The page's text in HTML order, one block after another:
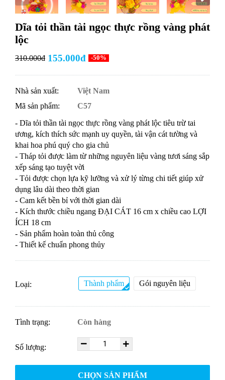
Dĩa tỏi thần tài ngọc thực rồng vàng phát
lộc
310.000đ 155.000đ -50%
Nhà sản xuất:
Việt Nam
Mã sản phẩm:
C57
- Dĩa tỏi thần tài ngọc thực rồng vàng phát lộc tiêu trừ tai
ương, kích thích sức mạnh uy quyền, tài vận cát tường và
khai hoa phú quý cho gia chủ
- Tháp tỏi được làm từ những nguyên liệu vàng tươi sáng sắp
xếp sáng tạo tuyệt vời
- Tỏi được chọn lựa kỹ lưỡng và xử lý từng chi tiết giúp xử
dụng lâu dài theo thời gian
- Cam kết bền bỉ với thời gian dài
- Kích thước chiều ngang ĐẠI CÁT 16 cm x chiều cao LỢI
ÍCH 18 cm
- Sản phẩm hoàn toàn thủ công
- Thiết kế chuẩn phong thủy
Loại: Thành phẩm Gói nguyên liệu
Tình trạng: Còn hàng
Số lượng:
CHỌN SẢN PHẨM